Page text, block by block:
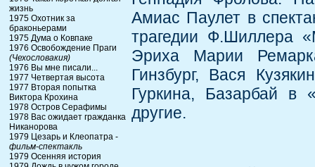
жизнь
1975 Охотник за
браконьерами
1975 Дума о Ковпаке
1976 Освобождение Праги
(Чехословакия)
1976 Вы мне писали...
1977 Четвертая высота
1977 Вторая попытка
Виктора Крохина
1978 Остров Серафимы
1978 Вас ожидает гражданка
Никанорова
1979 Цезарь и Клеопатра -
фильм-спектакль
1979 Осенняя история
Амиас Паулет в
трагедии Ф.Шиллера
Эриха Марии
Гинзбург, Вася
Гуркина, Базарбай в
другие.